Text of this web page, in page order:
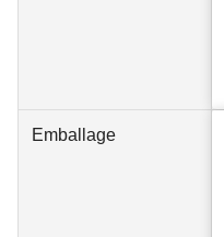
Emballage